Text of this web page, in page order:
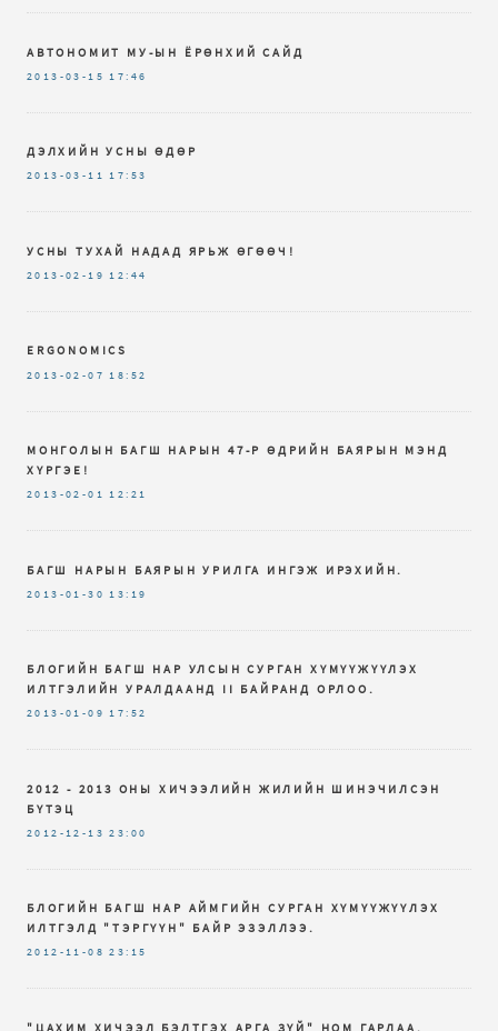
АВТОНОМИТ МУ-ЫН ЁРӨНХИЙ САЙД
2013-03-15 17:46
ДЭЛХИЙН УСНЫ ӨДӨР
2013-03-11 17:53
УСНЫ ТУХАЙ НАДАД ЯРЬЖ ӨГӨӨЧ!
2013-02-19 12:44
ERGONOMICS
2013-02-07 18:52
МОНГОЛЫН БАГШ НАРЫН 47-Р ӨДРИЙН БАЯРЫН МЭНД
ХҮРГЭЕ!
2013-02-01 12:21
БАГШ НАРЫН БАЯРЫН УРИЛГА ИНГЭЖ ИРЭХИЙН.
2013-01-30 13:19
БЛОГИЙН БАГШ НАР УЛСЫН СУРГАН ХҮМҮҮЖҮҮЛЭХ
ИЛТГЭЛИЙН УРАЛДААНД II БАЙРАНД ОРЛОО.
2013-01-09 17:52
2012 - 2013 ОНЫ ХИЧЭЭЛИЙН ЖИЛИЙН ШИНЭЧИЛСЭН
БҮТЭЦ
2012-12-13 23:00
БЛОГИЙН БАГШ НАР АЙМГИЙН СУРГАН ХҮМҮҮЖҮҮЛЭХ
ИЛТГЭЛД "ТЭРГҮҮН" БАЙР ЭЗЭЛЛЭЭ.
2012-11-08 23:15
"ЦАХИМ ХИЧЭЭЛ БЭЛТГЭХ АРГА ЗҮЙ" НОМ ГАРЛАА.